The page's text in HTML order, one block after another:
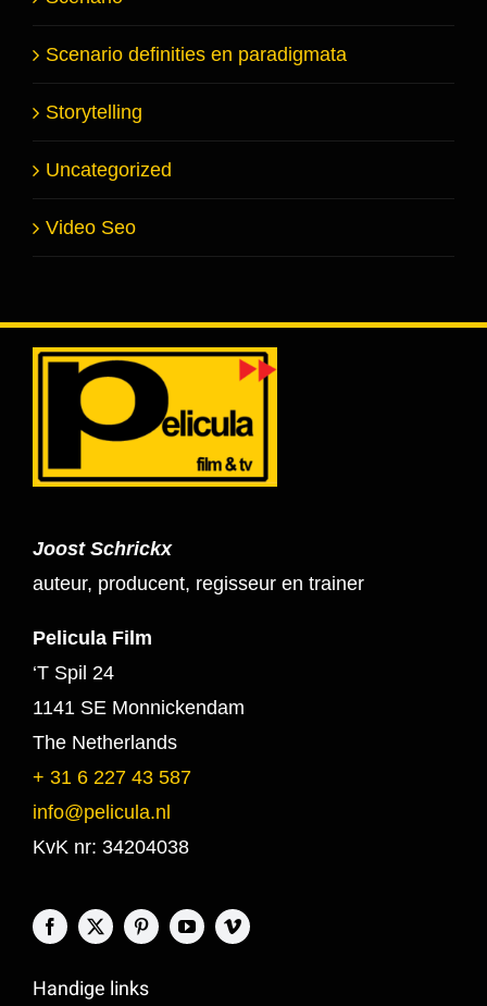
Scenario definities en paradigmata
Storytelling
Uncategorized
Video Seo
Joost Schrickx
auteur, producent, regisseur en trainer
Pelicula Film
‘T Spil 24
1141 SE Monnickendam
The Netherlands
+ 31 6 227 43 587
info@pelicula.nl
KvK nr: 34204038
Handige links